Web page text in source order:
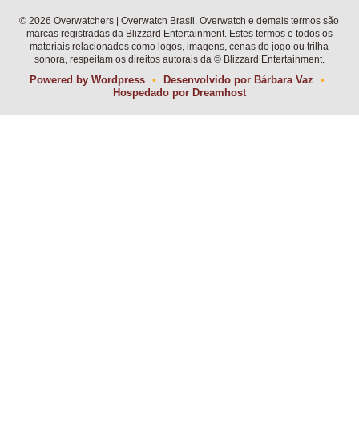
© 2026 Overwatchers | Overwatch Brasil. Overwatch e demais termos são
marcas registradas da Blizzard Entertainment. Estes termos e todos os
materiais relacionados como logos, imagens, cenas do jogo ou trilha
sonora, respeitam os direitos autorais da © Blizzard Entertainment.
Powered by Wordpress • Desenvolvido por Bárbara Vaz
•
Hospedado por Dreamhost